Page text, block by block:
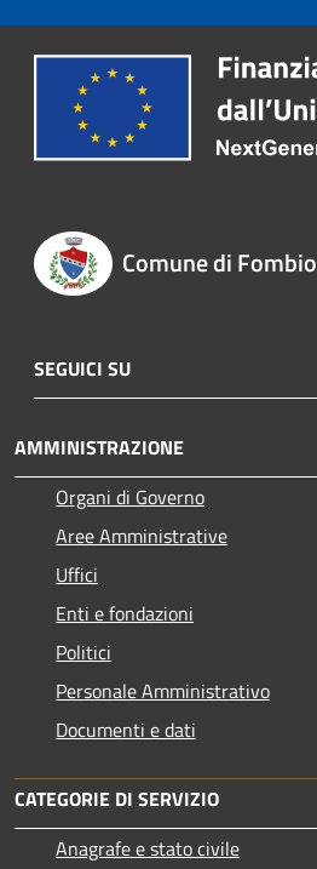
Comune di Fombio
SEGUICI SU
AMMINISTRAZIONE
Organi di Governo
Aree Amministrative
Uffici
Enti e fondazioni
Politici
Personale Amministrativo
Documenti e dati
CATEGORIE DI SERVIZIO
Anagrafe e stato civile